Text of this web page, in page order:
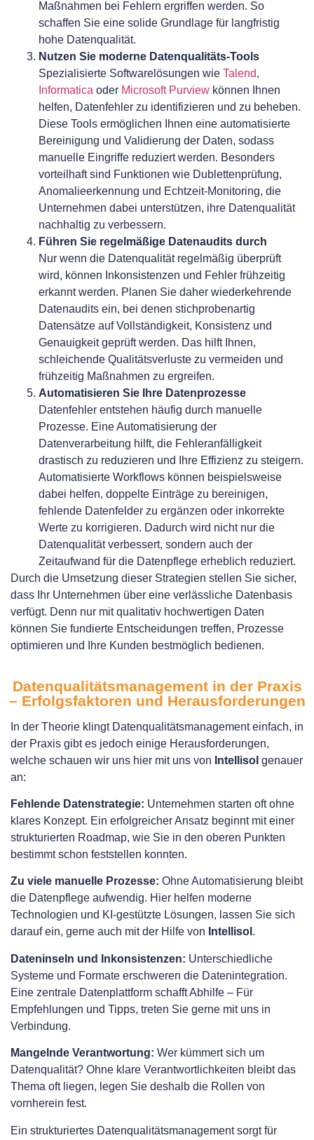
Maßnahmen bei Fehlern ergriffen werden. So
schaffen Sie eine solide Grundlage für langfristig
hohe Datenqualität.
Nutzen Sie moderne Datenqualitäts-Tools
Spezialisierte Softwarelösungen wie Talend,
Informatica oder Microsoft Purview können Ihnen
helfen, Datenfehler zu identifizieren und zu beheben.
Diese Tools ermöglichen Ihnen eine automatisierte
Bereinigung und Validierung der Daten, sodass
manuelle Eingriffe reduziert werden. Besonders
vorteilhaft sind Funktionen wie Dublettenprüfung,
Anomalieerkennung und Echtzeit-Monitoring, die
Unternehmen dabei unterstützen, ihre Datenqualität
nachhaltig zu verbessern.
Führen Sie regelmäßige Datenaudits durch
Nur wenn die Datenqualität regelmäßig überprüft
wird, können Inkonsistenzen und Fehler frühzeitig
erkannt werden. Planen Sie daher wiederkehrende
Datenaudits ein, bei denen stichprobenartig
Datensätze auf Vollständigkeit, Konsistenz und
Genauigkeit geprüft werden. Das hilft Ihnen,
schleichende Qualitätsverluste zu vermeiden und
frühzeitig Maßnahmen zu ergreifen.
Automatisieren Sie Ihre Datenprozesse
Datenfehler entstehen häufig durch manuelle
Prozesse. Eine Automatisierung der
Datenverarbeitung hilft, die Fehleranfälligkeit
drastisch zu reduzieren und Ihre Effizienz zu steigern.
Automatisierte Workflows können beispielsweise
dabei helfen, doppelte Einträge zu bereinigen,
fehlende Datenfelder zu ergänzen oder inkorrekte
Werte zu korrigieren. Dadurch wird nicht nur die
Datenqualität verbessert, sondern auch der
Zeitaufwand für die Datenpflege erheblich reduziert.
Durch die Umsetzung dieser Strategien stellen Sie sicher,
dass Ihr Unternehmen über eine verlässliche Datenbasis
verfügt. Denn nur mit qualitativ hochwertigen Daten
können Sie fundierte Entscheidungen treffen, Prozesse
optimieren und Ihre Kunden bestmöglich bedienen.
Datenqualitätsmanagement in der Praxis
– Erfolgsfaktoren und Herausforderungen
In der Theorie klingt Datenqualitätsmanagement einfach, in
der Praxis gibt es jedoch einige Herausforderungen,
welche schauen wir uns hier mit uns von Intellisol genauer
an:
Fehlende Datenstrategie: Unternehmen starten oft ohne
klares Konzept. Ein erfolgreicher Ansatz beginnt mit einer
strukturierten Roadmap, wie Sie in den oberen Punkten
bestimmt schon feststellen konnten.
Zu viele manuelle Prozesse: Ohne Automatisierung bleibt
die Datenpflege aufwendig. Hier helfen moderne
Technologien und KI-gestützte Lösungen, lassen Sie sich
darauf ein, gerne auch mit der Hilfe von Intellisol .
Dateninseln und Inkonsistenzen: Unterschiedliche
Systeme und Formate erschweren die Datenintegration.
Eine zentrale Datenplattform schafft Abhilfe – Für
Empfehlungen und Tipps, treten Sie gerne mit uns in
Verbindung.
Mangelnde Verantwortung: Wer kümmert sich um
Datenqualität? Ohne klare Verantwortlichkeiten bleibt das
Thema oft liegen, legen Sie deshalb die Rollen von
vornherein fest.
Ein strukturiertes Datenqualitätsmanagement sorgt für